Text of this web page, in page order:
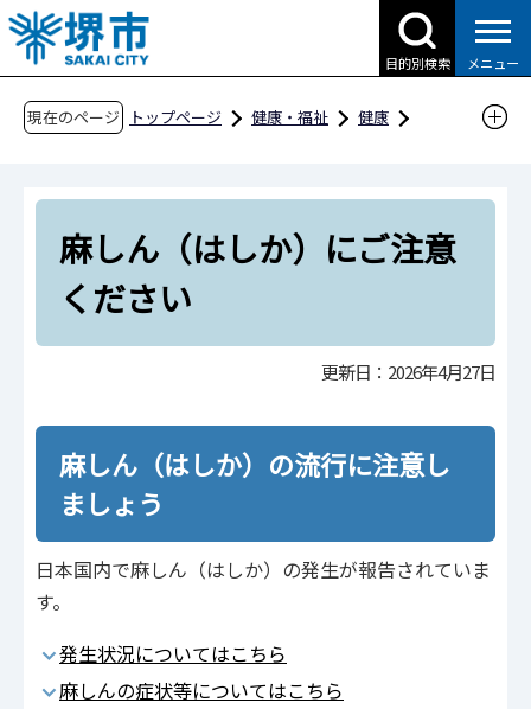
こ
の
ペ
目的別検索 メニュー
現在のページ トップページ 健康・福祉
健康
さまざまな感染症
麻しん（はしか）にご注意ください
麻しん（はしか）にご注意
ください
更新日：2026年4月27日
麻しん（はしか）の流行に注意し
ましょう
日本国内で麻しん（はしか）の発生が報告されていま
す。
発生状況についてはこちら
麻しんの症状等についてはこちら